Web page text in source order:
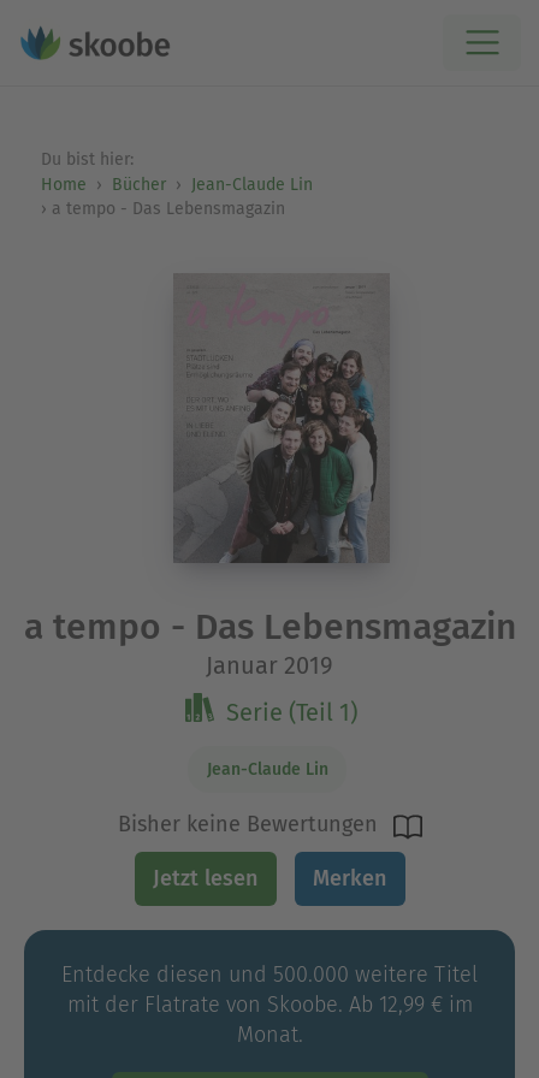
Du bist hier:
Home
Bücher
Jean-Claude Lin
a tempo - Das Lebensmagazin
a tempo - Das Lebensmagazin
Januar 2019
Serie (Teil 1)
Jean-Claude Lin
Bisher keine Bewertungen
Jetzt lesen Merken
Entdecke diesen und 500.000 weitere Titel
mit der Flatrate von Skoobe. Ab 12,99 € im
Monat.